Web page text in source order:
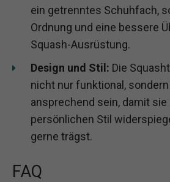
ein getrenntes Schuhfach,
Ordnung und eine bessere
Squash-Ausrüstung.
Design und Stil: Die
nicht nur funktional,
ansprechend sein, damit sie
persönlichen Stil
gerne trägst.
FAQ